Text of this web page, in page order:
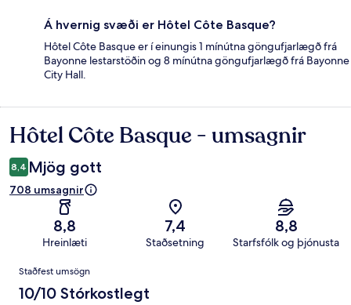
Á hvernig svæði er Hôtel Côte Basque?
Hôtel Côte Basque er í einungis 1 mínútna göngufjarlægð frá
Bayonne lestarstöðin og 8 mínútna göngufjarlægð frá Bayonne
City Hall.
Umsagnir
Hôtel Côte Basque - umsagnir
8,4 Mjög gott
708 umsagnir
8,8
Hreinlæti
7,4
Staðsetning
8,8
Starfsfólk og þjónusta
Umsagnir
Staðfest umsögn
10/10 Stórkostlegt